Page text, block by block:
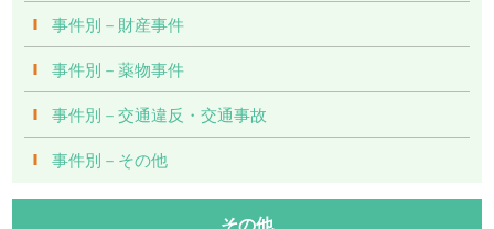
事件別－財産事件
事件別－薬物事件
事件別－交通違反・交通事故
事件別－その他